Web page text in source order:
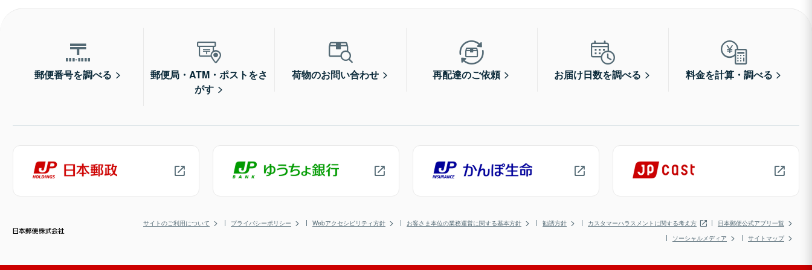
郵便番号を調べる
郵便局・ATM・ポストをさ
がす
荷物のお問い合わせ 再配達のご依頼 お届け日数を調べる 料金を計算・調べる
サイトのご利用について プライバシーポリシー Webアクセシビリティ方針 お客さま本位の業務運営に関する基本方針 勧誘方針 カスタマーハラスメントに関する考え方
日本郵便公式アプリ一覧
ソーシャルメディア
サイトマップ